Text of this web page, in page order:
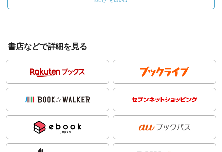
書店などで詳細を見る